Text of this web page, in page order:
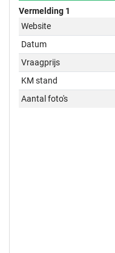
Vermelding 1
Website
Datum
Vraagprijs
KM stand
Aantal foto's